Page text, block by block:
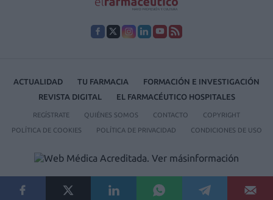
ACTUALIDAD TU FARMACIA
FORMACIÓN E INVESTIGACIÓN
REVISTA DIGITAL
EL FARMACÉUTICO HOSPITALES
REGÍSTRATE QUIÉNES SOMOS CONTACTO COPYRIGHT
POLÍTICA DE COOKIES POLÍTICA DE PRIVACIDAD CONDICIONES DE USO
© 2026 Ediciones MAYO, S.A.U.